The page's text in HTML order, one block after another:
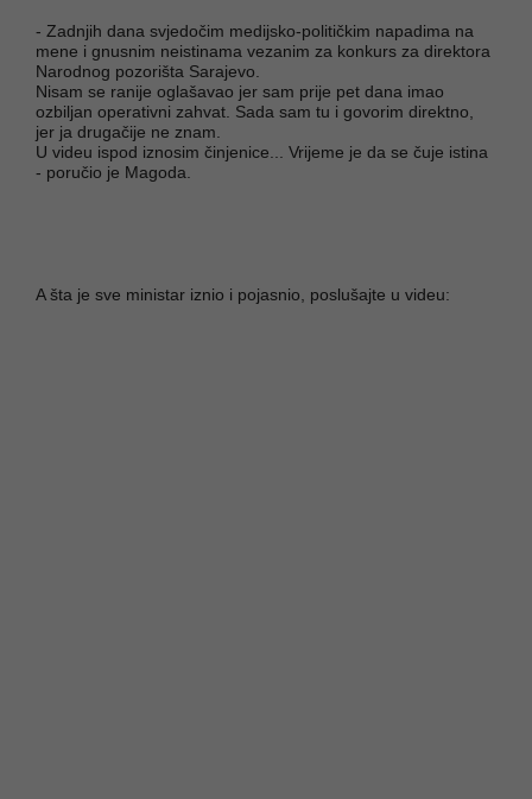
- Zadnjih dana svjedočim medijsko-političkim napadima na
mene i gnusnim neistinama vezanim za konkurs za direktora
Narodnog pozorišta Sarajevo.
Nisam se ranije oglašavao jer sam prije pet dana imao
ozbiljan operativni zahvat. Sada sam tu i govorim direktno,
jer ja drugačije ne znam.
U videu ispod iznosim činjenice... Vrijeme je da se čuje istina
- poručio je Magoda.
A šta je sve ministar iznio i pojasnio, poslušajte u videu: